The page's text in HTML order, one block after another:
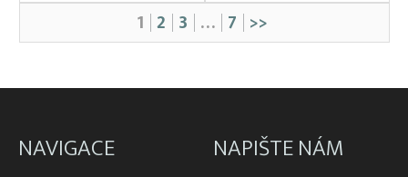
1 2 3 … 7 >>
NAVIGACE NAPIŠTE NÁM